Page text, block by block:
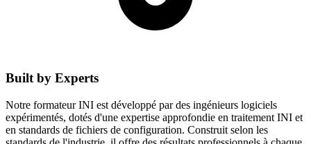
Built by Experts
Notre formateur INI est développé par des ingénieurs logiciels
expérimentés, dotés d'une expertise approfondie en traitement INI et
en standards de fichiers de configuration. Construit selon les